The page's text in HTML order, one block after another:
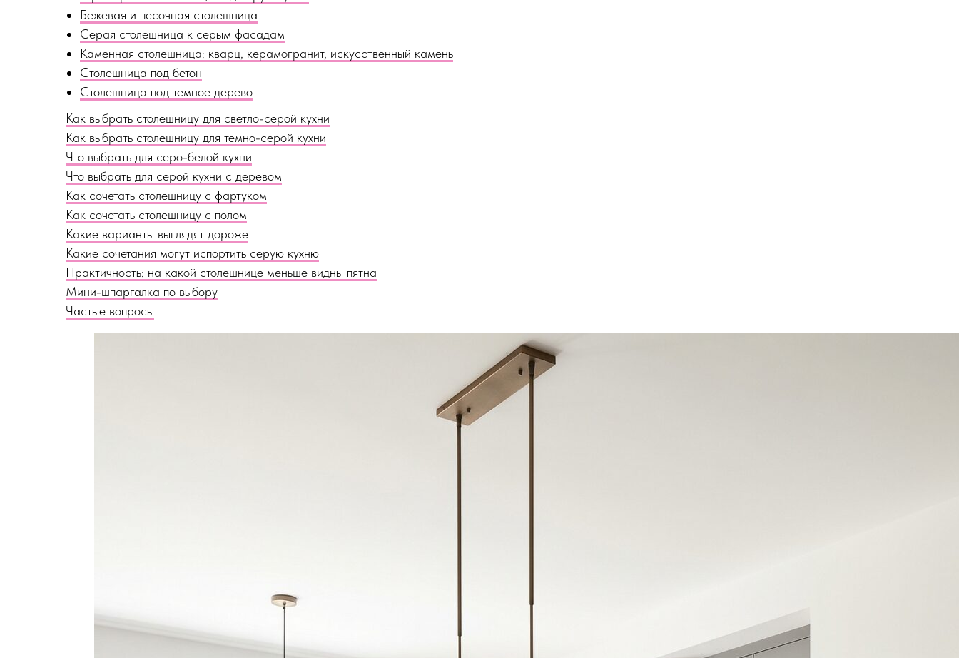
Серая столешница к серым фасадам
Каменная столешница: кварц, керамогранит, искусственный камень
Столешница под бетон
Столешница под темное дерево
Как выбрать столешницу для светло-серой кухни
Как выбрать столешницу для темно-серой кухни
Что выбрать для серо-белой кухни
Что выбрать для серой кухни с деревом
Как сочетать столешницу с фартуком
Как сочетать столешницу с полом
Какие варианты выглядят дороже
Какие сочетания могут испортить серую кухню
Практичность: на какой столешнице меньше видны пятна
Мини-шпаргалка по выбору
Частые вопросы